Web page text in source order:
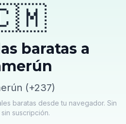
baratas a
(+237)
baratas desde tu navegador. Sin
suscripción.